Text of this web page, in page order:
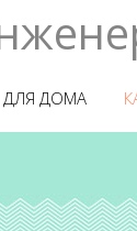
ДЛЯ ДОМА